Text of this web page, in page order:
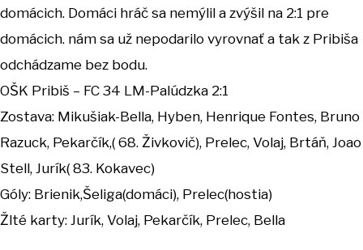
domácich. Domáci hráč sa nemýlil a zvýšil na 2:1 pre
domácich. nám sa už nepodarilo vyrovnať a tak z Pribiša
odchádzame bez bodu.
OŠK Pribiš – FC 34 LM-Palúdzka 2:1
Zostava: Mikušiak-Bella, Hyben, Henrique Fontes, Bruno
Razuck, Pekarčík,( 68. Živkovič), Prelec, Volaj, Brtáň, Joao
Stell, Jurík( 83. Kokavec)
Góly: Brienik,Šeliga(domáci), Prelec(hostia)
Žlté karty: Jurík, Volaj, Pekarčík, Prelec, Bella